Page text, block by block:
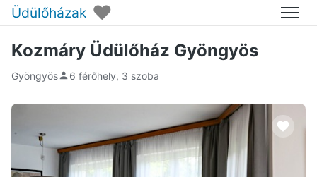
Üdülőházak ♥ Menü
Kozmáry Üdülőház Gyöngyös
Gyöngyös 6 férőhely, 3 szoba